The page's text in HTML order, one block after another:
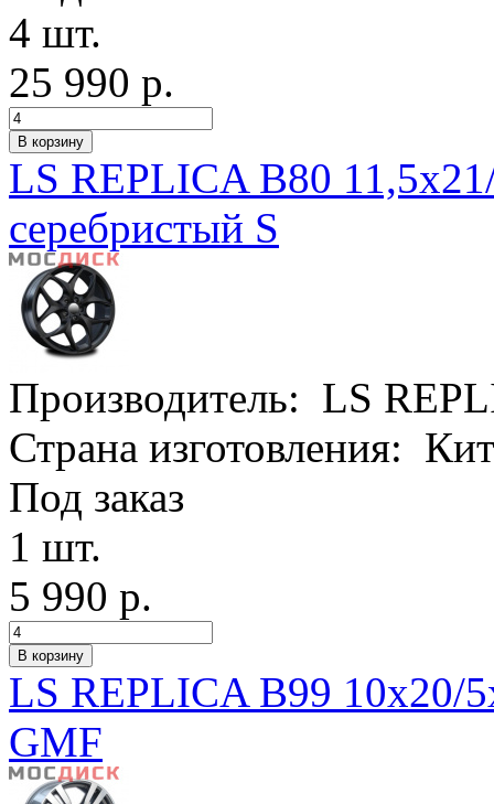
4 шт.
25 990 р.
LS REPLICA B80
серебристый S
Производитель: LS
Страна изготовления:
Под заказ
1 шт.
5 990 р.
LS REPLICA B99 10x20/
GMF